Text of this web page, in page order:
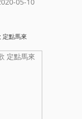
定點馬來